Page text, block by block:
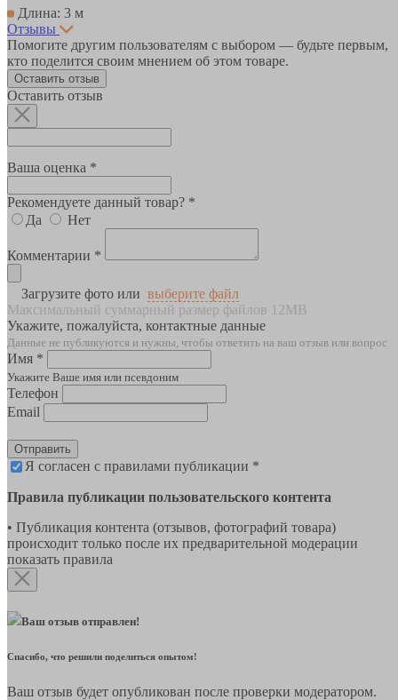
Длина: 3 м
Отзывы
Помогите другим пользователям с выбором — будьте первым,
кто поделится своим мнением об этом товаре.
Оставить отзыв
Оставить отзыв
Ваша оценка *
Рекомендуете данный товар? *
Да
Нет
Комментарии *
Загрузите фото или выберите файл
Максимальный суммарный размер файлов 12MB
Укажите, пожалуйста, контактные данные
Данные не публикуются и нужны, чтобы ответить на ваш отзыв или вопрос
Имя *
Укажите Ваше имя или псевдоним
Телефон
Email
Отправить
Я согласен с правилами публикации *
Правила публикации пользовательского контента
• Публикация контента (отзывов, фотографий товара)
происходит только после их предварительной модерации
показать правила
Ваш отзыв отправлен!
Спасибо, что решили поделиться опытом!
Ваш отзыв будет опубликован после проверки модератором.